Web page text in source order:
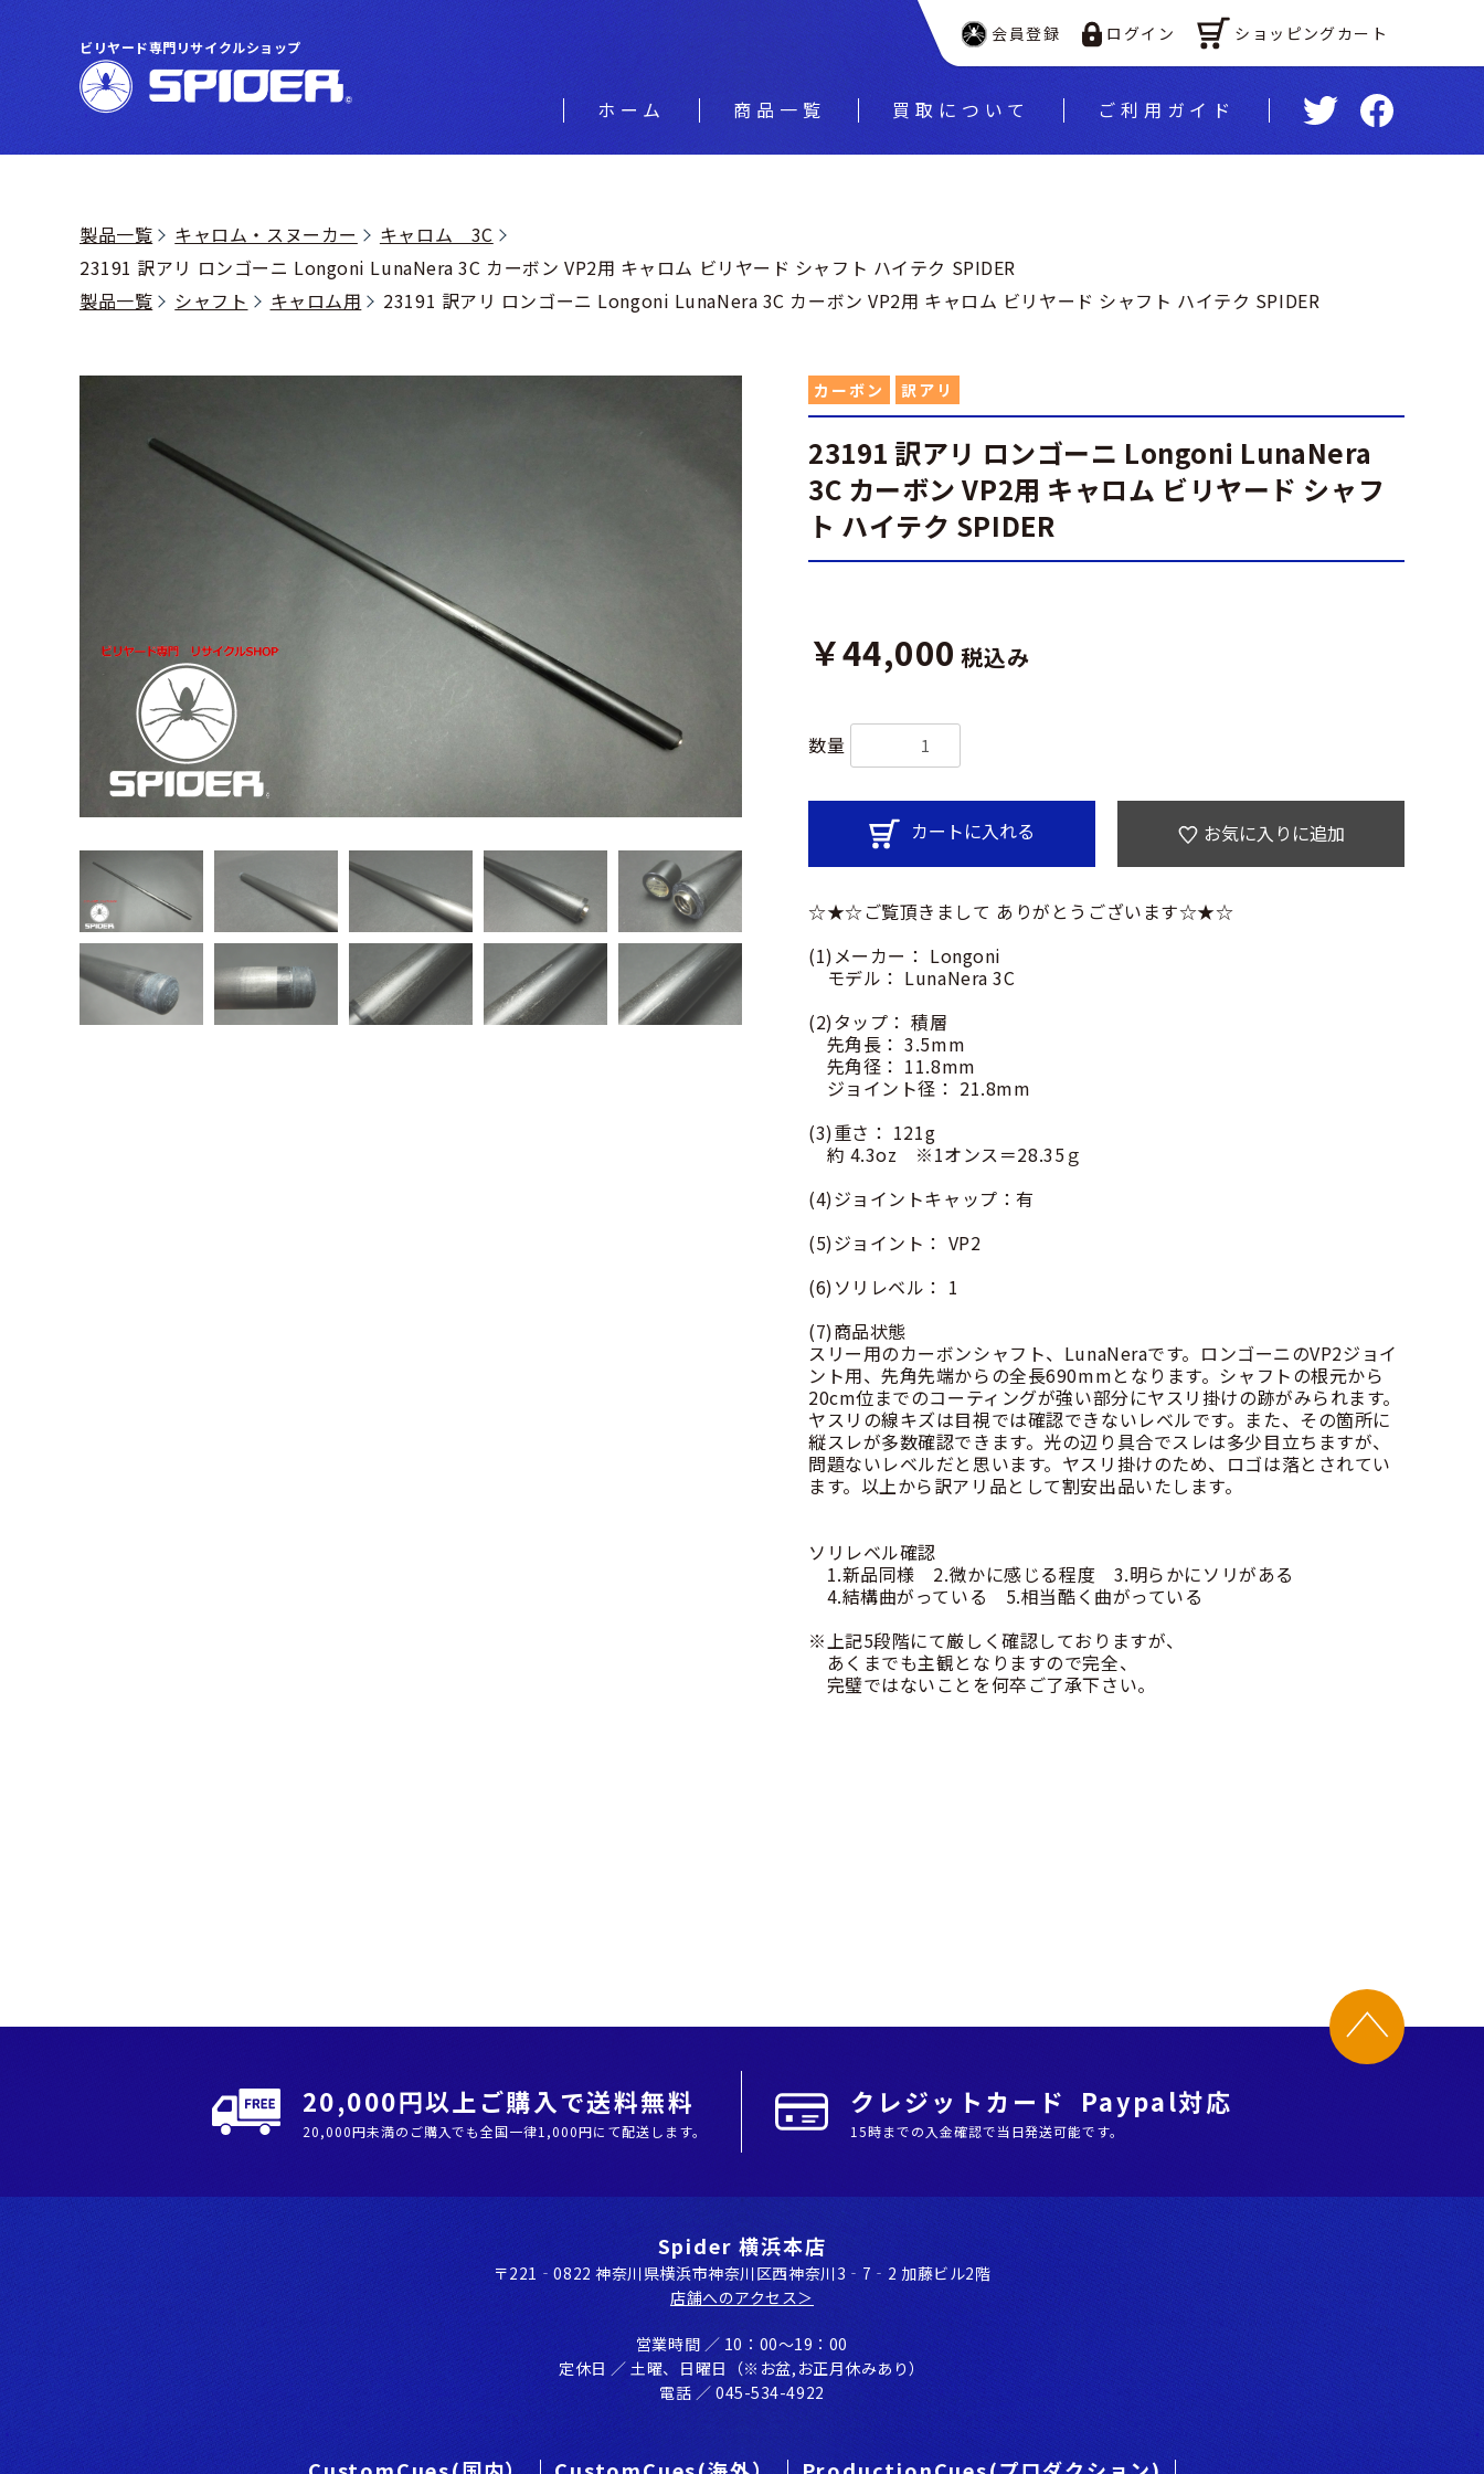
ビリヤード専門リサイクルショップ
会員登録 ログイン ショッピングカート
ホーム 商品一覧 買取について ご利⽤ガイド
製品一覧 キャロム・スヌーカー
キャロム 3C
23191 訳アリ ロンゴーニ Longoni LunaNera 3C カーボン VP2用 キャロム ビリヤード シャフト ハイテク SPIDER
製品一覧
シャフト キャロム用 23191 訳アリ ロンゴーニ Longoni LunaNera 3C カーボン VP2用 キャロム ビリヤード シャフト ハイテク SPIDER
カーボン 訳アリ
23191 訳アリ ロンゴーニ Longoni LunaNera
3C カーボン VP2用 キャロム ビリヤード シャフ
ト ハイテク SPIDER
￥44,000 税込み
数量
カートに入れる お気に入りに追加
☆★☆ご覧頂きまして ありがとうございます☆★☆
(1)メーカー： Longoni
モデル： LunaNera 3C
(2)タップ： 積層
先角長： 3.5mm
先角径： 11.8mm
ジョイント径： 21.8mm
(3)重さ： 121g
約 4.3oz ※1オンス＝28.35ｇ
(4)ジョイントキャップ：有
(5)ジョイント： VP2
(6)ソリレベル： 1
(7)商品状態
スリー用のカーボンシャフト、LunaNeraです。ロンゴーニのVP2ジョイ
ント用、先角先端からの全長690mmとなります。シャフトの根元から
20cm位までのコーティングが強い部分にヤスリ掛けの跡がみられます。
ヤスリの線キズは目視では確認できないレベルです。また、その箇所に
縦スレが多数確認できます。光の辺り具合でスレは多少目立ちますが、
問題ないレベルだと思います。ヤスリ掛けのため、ロゴは落とされてい
ます。以上から訳アリ品として割安出品いたします。
ソリレベル確認
1.新品同様 2.微かに感じる程度 3.明らかにソリがある
4.結構曲がっている 5.相当酷く曲がっている
※上記5段階にて厳しく確認しておりますが、
あくまでも主観となりますので完全、
完璧ではないことを何卒ご了承下さい。
20,000円以上ご購入で送料無料
20,000円未満のご購入でも全国⼀律1,000円にて配送します。
クレジットカード Paypal対応
15時までの入金確認で当日発送可能です。
Spider 横浜本店
〒221‐0822 神奈川県横浜市神奈川区⻄神奈川3‐7‐2 加藤ビル2階
店舗へのアクセス＞
営業時間 ／ 10：00〜19：00
定休⽇ ／ ⼟曜、⽇曜⽇（※お盆,お正⽉休みあり）
電話 ／ 045-534-4922